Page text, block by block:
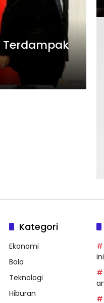
Terdampak
Kategori
Ekonomi
Bola
Teknologi
Hiburan
ini